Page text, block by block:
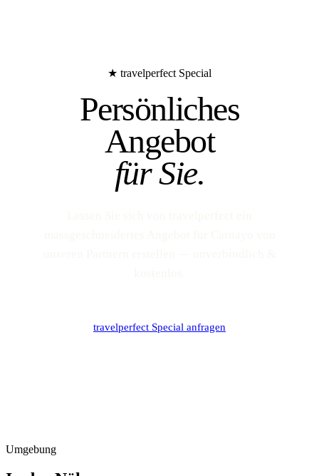
★ travelperfect Special
Persönliches
Angebot
für Sie.
travelperfect Special anfragen
Umgebung